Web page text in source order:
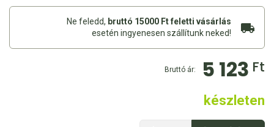
Ne feledd, bruttó 15000 Ft feletti vásárlás
esetén ingyenesen szállítunk neked!
Bruttó ár: 5 123 Ft
készleten